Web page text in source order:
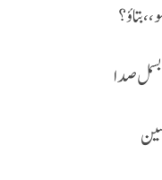
بتاؤ؟
صدا